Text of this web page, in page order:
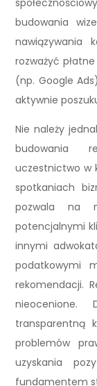
budowania
nawiązywania
rozważyć
(np. Google
aktywnie
Nie należy
budowania
uczestnictwo w
spotkaniach
pozwala na
potencjalnymi
innymi
podatkowymi
rekomendacji.
nieocenione.
transparentną
problemów
uzyskania
fundamentem